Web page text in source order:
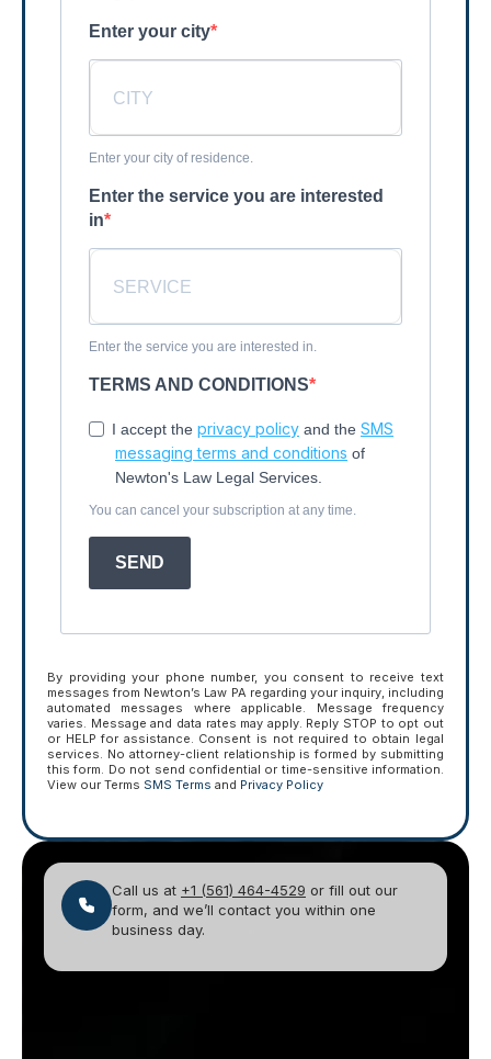
Enter your city
Enter your city of residence.
Enter the service you are interested
in
Enter the service you are interested in.
TERMS AND CONDITIONS
I accept the privacy policy and the SMS
messaging terms and conditions of
Newton's Law Legal Services.
You can cancel your subscription at any time.
SEND
By providing your phone number, you consent to receive text
messages from Newton’s Law PA regarding your inquiry, including
automated messages where applicable. Message frequency
varies. Message and data rates may apply. Reply STOP to opt out
or HELP for assistance. Consent is not required to obtain legal
services. No attorney-client relationship is formed by submitting
this form. Do not send confidential or time-sensitive information.
View our Terms SMS Terms and Privacy Policy
Call us at +1 (561) 464-4529 or fill out our
form, and we’ll contact you within one
business day.